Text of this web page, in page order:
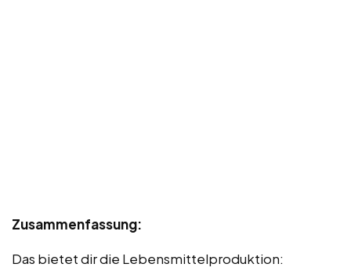
Zusammenfassung:
Das bietet dir die Lebensmittelproduktion: